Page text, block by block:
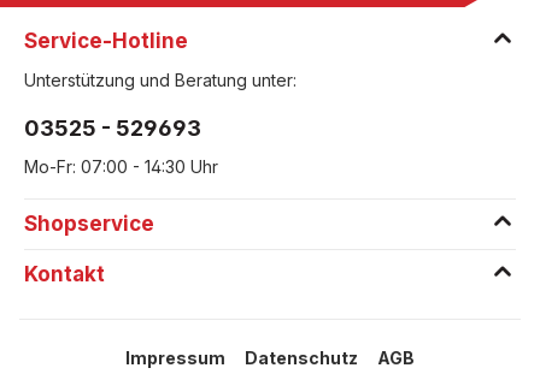
Service-Hotline
Unterstützung und Beratung unter:
03525 - 529693
Mo-Fr: 07:00 - 14:30 Uhr
Shopservice
Kontakt
Impressum Datenschutz AGB